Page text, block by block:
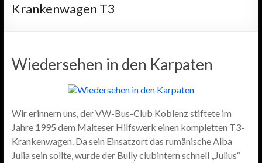
Krankenwagen T3
Wiedersehen in den Karpaten
Wir erinnern uns, der VW-Bus-Club Koblenz stiftete im
Jahre 1995 dem Malteser Hilfswerk einen kompletten T3-
Krankenwagen. Da sein Einsatzort das rumänische Alba
Julia sein sollte, wurde der Bully clubintern schnell „Julius“